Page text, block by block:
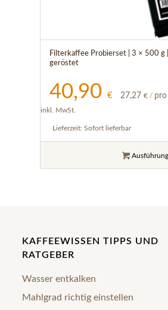
Filterkaffee Probierset | 3 × 500 g
geröstet
40,90 € 27,27 € /
inkl. MwSt.
Lieferzeit: Sofort lieferbar
KAFFEEWISSEN TIPPS UND
RATGEBER
Wasser entkalken
Mahlgrad richtig einstellen